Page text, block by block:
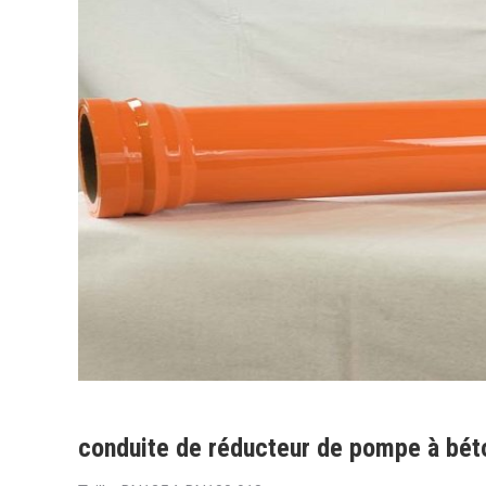
conduite de réducteur de pompe à